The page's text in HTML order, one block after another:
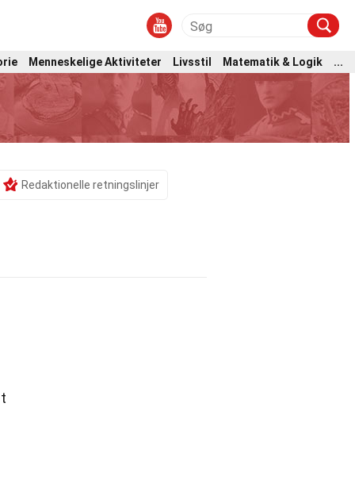
Menneskelige Aktiviteter Livsstil Matematik & Logik ...
Redaktionelle retningslinjer